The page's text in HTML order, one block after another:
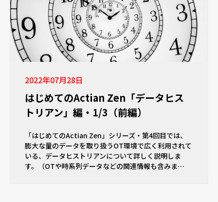
2022年07月28日
はじめてのActian Zen「データヒス
トリアン」編・1/3（前編）
「はじめてのActian Zen」シリーズ・第4回目では、
膨大な量のデータを取り扱うOT環境で広く利用されて
いる、データヒストリアンについて詳しく説明しま
す。（OTや時系列データなどの関連情報も含みま…